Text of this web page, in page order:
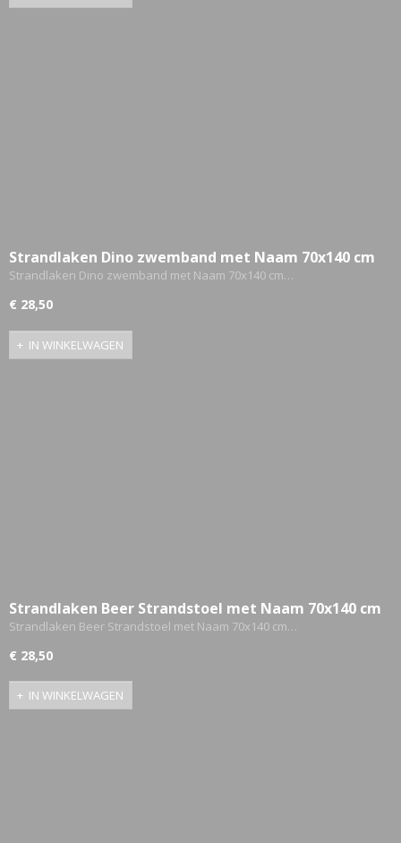
Strandlaken Dino zwemband met Naam 70x140 cm
Gepersonaliseerd
Strandlaken Dino zwemband met Naam 70x140 cm…
€ 28,50
IN WINKELWAGEN
Strandlaken Beer Strandstoel met Naam 70x140 cm
Gepersonaliseerd
Strandlaken Beer Strandstoel met Naam 70x140 cm…
€ 28,50
IN WINKELWAGEN